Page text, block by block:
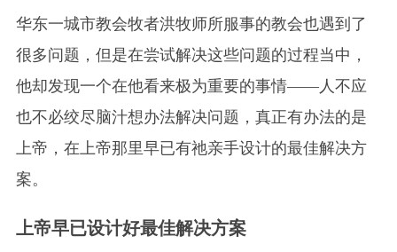
华东一城市教会牧者洪牧师所服事的教会也遇到了
很多问题，但是在尝试解决这些问题的过程当中，
他却发现一个在他看来极为重要的事情——人不应
也不必绞尽脑汁想办法解决问题，真正有办法的是
上帝，在上帝那里早已有祂亲手设计的最佳解决方
案。
上帝早已设计好最佳解决方案